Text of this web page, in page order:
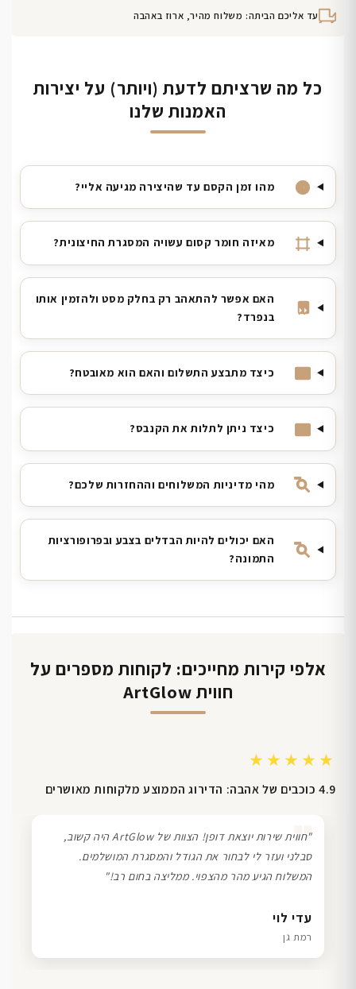
עד אליכם הביתה: משלוח מהיר, ארוז באהבה
כל מה שרציתם לדעת (ויותר) על יצירות
האמנות שלנו
מהו זמן הקסם עד שהיצירה מגיעה אליי?
מאיזה חומר קסום עשויה המסגרת החיצונית?
האם אפשר להתאהב רק בחלק מסט ולהזמין אותו
בנפרד?
כיצד מתבצע התשלום והאם הוא מאובטח?
כיצד ניתן לתלות את הקנבס?
מהי מדיניות המשלוחים וההחזרות שלכם?
האם יכולים להיות הבדלים בצבע ובפרופורציות
התמונה?
אלפי קירות מחייכים: לקוחות מספרים על
חווית ArtGlow
★★★★★
4.9 כוכבים של אהבה: הדירוג הממוצע מלקוחות מאושרים
שרון כהן
תל אביב
❞
"חווית שירות יוצאת דופן! הצוות של ArtGlow היה קשוב,
סבלני ועזר לי לבחור את הגודל והמסגרת המושלמים.
המשלוח הגיע מהר מהצפוי. ממליצה בחום רב!"
עדי לוי
רמת גן
דנה גל
חיפה
ליאת ויוסי מ.
הוד השרון